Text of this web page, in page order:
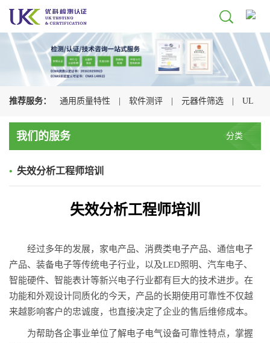
推荐服务： 通用质量特性 | 软件测评 | 元器件筛选 | UL
认证 | CSA认证
我们的服务 分类
• 失效分析工程师培训
失效分析工程师培训
经过多年的发展，家电产品、消费类电子产品、通信电子
产品、装备电子等传统电子行业，以及LED照明、汽车电子、
智能硬件、智能表计等新兴电子行业都有巨大的技术进步。在
功能和外观设计同质化的今天，产品的长期使用可靠性不仅越
来越影响客户的忠诚度，也直接决定了企业的售后维修成本。
为帮助各企事业单位了解电子电气设备可靠性特点，掌握